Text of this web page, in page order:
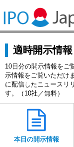
適時開示情報
10日分の開示情報をご
示情報をご覧いただけ
に配信したニュースリ
す。（10社／無料）
本日の開示情報